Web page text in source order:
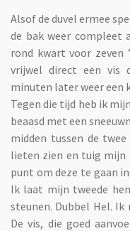
Alsof de duvel ermee
de bak weer compleet
rond kwart voor zeven
vrijwel direct een vis
minuten later weer een
Tegen die tijd heb ik
beaasd met een
midden tussen de
lieten zien en tuig mijn
punt om deze te gaan
Ik laat mijn tweede
steunen. Dubbel Hel.
De vis, die goed